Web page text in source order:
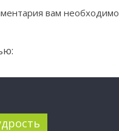
вам необходимо